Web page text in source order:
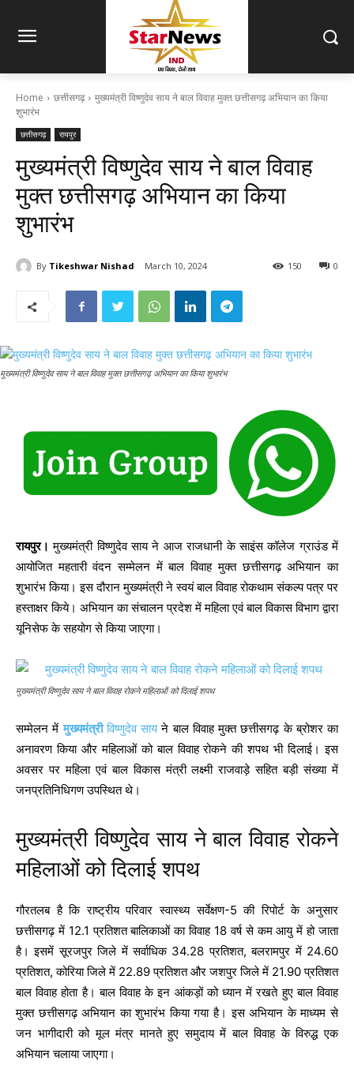
Home छत्तीसगढ़
मुख्यमंत्री विष्णुदेव साय ने बाल विवाह मुक्त छत्तीसगढ़ अभियान का किया
शुभारंभ
छत्तीसगढ़ रायपुर
मुख्यमंत्री विष्णुदेव साय ने बाल विवाह
मुक्त छत्तीसगढ़ अभियान का किया
शुभारंभ
By Tikeshwar Nishad March 10, 2024 0
150
मुख्यमंत्री विष्णुदेव साय ने बाल विवाह मुक्त छत्तीसगढ़ अभियान का किया शुभारंभ
रायपुर। मुख्यमंत्री विष्णुदेव साय ने आज राजधानी के साइंस कॉलेज ग्राउंड में
आयोजित महतारी वंदन सम्मेलन में बाल विवाह मुक्त छत्तीसगढ़ अभियान का
शुभारंभ किया। इस दौरान मुख्यमंत्री ने स्वयं बाल विवाह रोकथाम संकल्प पत्र पर
हस्ताक्षर किये। अभियान का संचालन प्रदेश में महिला एवं बाल विकास विभाग द्वारा
यूनिसेफ के सहयोग से किया जाएगा।
मुख्यमंत्री विष्णुदेव साय ने बाल विवाह रोकने महिलाओं को दिलाई शपथ
सम्मेलन मेंमुख्यमंत्रीविष्णुदेव सायने बाल विवाह मुक्त छत्तीसगढ़ के ब्रोशर का
अनावरण किया और महिलाओं को बाल विवाह रोकने की शपथ भी दिलाई। इस
अवसर पर महिला एवं बाल विकास मंत्री लक्ष्मी राजवाड़े सहित बड़ी संख्या में
जनप्रतिनिधिगण उपस्थित थे।
मुख्यमंत्री विष्णुदेव साय ने बाल विवाह रोकने
महिलाओं को दिलाई शपथ
गौरतलब है कि राष्ट्रीय परिवार स्वास्थ्य सर्वेक्षण-5 की रिपोर्ट के अनुसार
छत्तीसगढ़ में 12.1 प्रतिशत बालिकाओं का विवाह 18 वर्ष से कम आयु में हो जाता
है। इसमें सूरजपुर जिले में सर्वाधिक 34.28 प्रतिशत, बलरामपुर में 24.60
प्रतिशत, कोरिया जिले में 22.89 प्रतिशत और जशपुर जिले में 21.90 प्रतिशत
बाल विवाह होता है। बाल विवाह के इन आंकड़ों को ध्यान में रखते हुए बाल विवाह
मुक्त छत्तीसगढ़ अभियान का शुभारंभ किया गया है। इस अभियान के माध्यम से
जन भागीदारी को मूल मंत्र मानते हुए समुदाय में बाल विवाह के विरुद्ध एक
अभियान चलाया जाएगा।